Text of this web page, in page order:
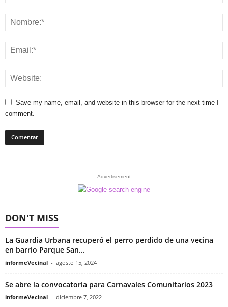
Save my name, email, and website in this browser for the next time I
comment.
- Advertisement -
DON'T MISS
La Guardia Urbana recuperó el perro perdido de una vecina
en barrio Parque San...
informeVecinal - agosto 15, 2024
Se abre la convocatoria para Carnavales Comunitarios 2023
informeVecinal - diciembre 7, 2022